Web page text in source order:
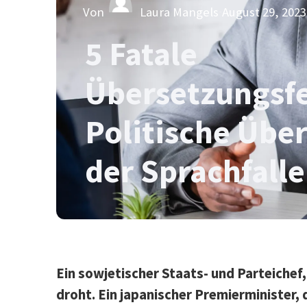
Von Laura Mangels August 29, 2023
5 Fatale
Politische
der Sprachfalle
Ein sowjetischer Staats- und Parteichef,
droht. Ein japanischer Premierminister,